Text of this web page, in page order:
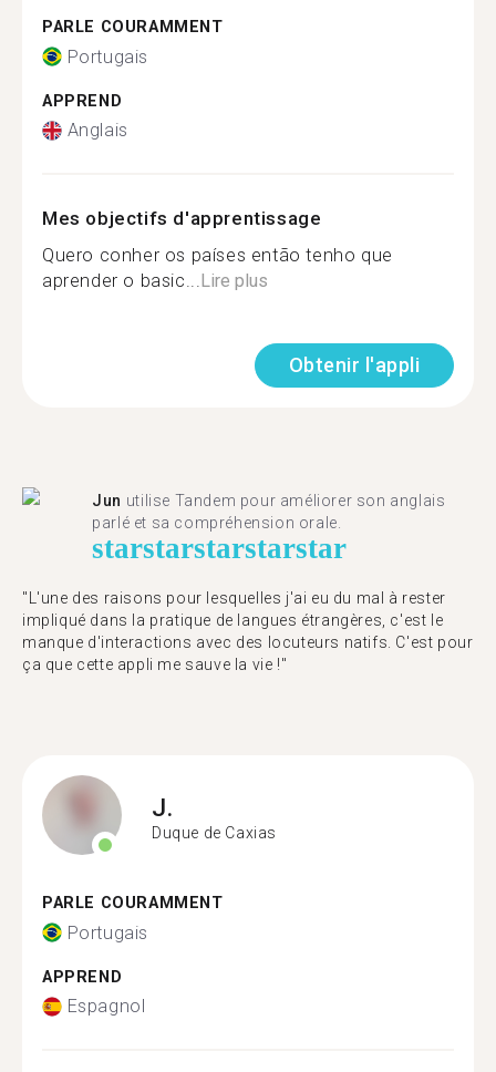
PARLE COURAMMENT
Portugais
APPREND
Anglais
Mes objectifs d'apprentissage
Quero conher os países então tenho que
aprender o basic...Lire plus
Obtenir l'appli
Jun utilise Tandem pour améliorer son anglais
parlé et sa compréhension orale.
starstarstarstarstar
"L'une des raisons pour lesquelles j'ai eu du mal à rester
impliqué dans la pratique de langues étrangères, c'est le
manque d'interactions avec des locuteurs natifs. C'est pour
ça que cette appli me sauve la vie !"
J.
Duque de Caxias
PARLE COURAMMENT
Portugais
APPREND
Espagnol